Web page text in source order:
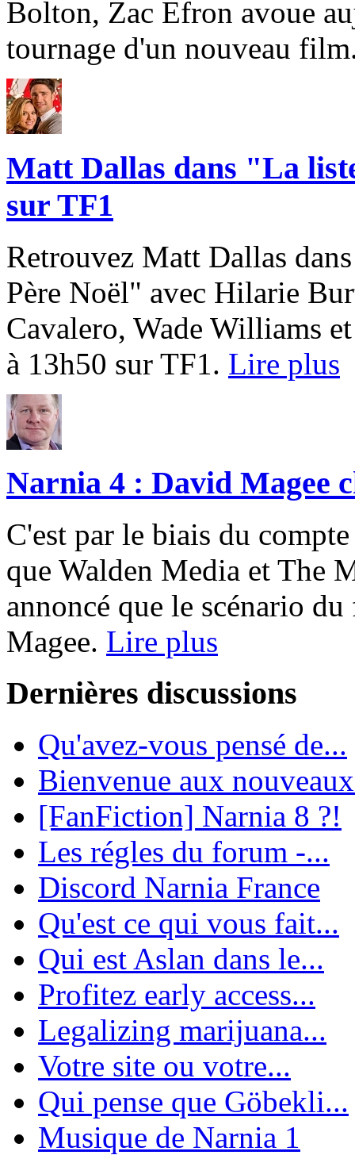
Bolton, Zac Efron avoue
tournage d'un nouveau
Matt Dallas dans "La
sur TF1
Retrouvez Matt Dallas
Père Noël" avec Hilarie
Cavalero, Wade Williams
à 13h50 sur TF1. Lire plus
Narnia 4 : David Magee
C'est par le biais du
que Walden Media et The
annoncé que le scénario
Magee. Lire plus
Dernières discussions
Qu'avez-vous pensé de...
Bienvenue aux
[FanFiction] Narnia 8 ?!
Les régles du forum -...
Discord Narnia France
Qu'est ce qui vous fait...
Qui est Aslan dans le...
Profitez early access...
Legalizing marijuana...
Votre site ou votre...
Qui pense que Göbekli...
Musique de Narnia 1